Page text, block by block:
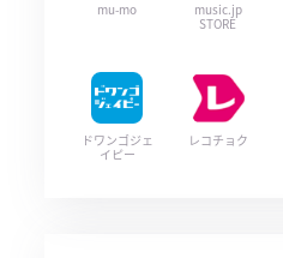
mu-mo
music.jp
STORE
ドワンゴジェ
イピー
レコチョク